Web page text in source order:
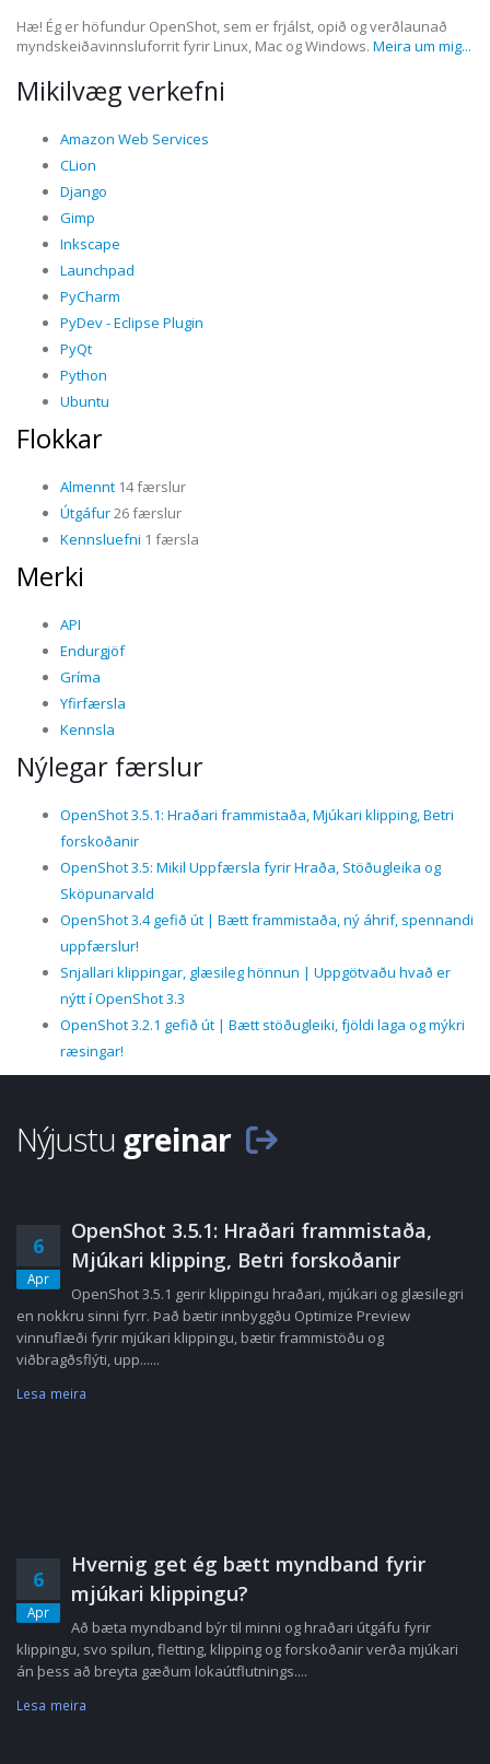
Hæ! Ég er höfundur OpenShot, sem er frjálst, opið og verðlaunað
myndskeiðavinnsluforrit fyrir Linux, Mac og Windows. Meira um mig...
Mikilvæg verkefni
Amazon Web Services
CLion
Django
Gimp
Inkscape
Launchpad
PyCharm
PyDev - Eclipse Plugin
PyQt
Python
Ubuntu
Flokkar
Almennt 14 færslur
Útgáfur26 færslur
Kennsluefni 1 færsla
Merki
API
Endurgjöf
Gríma
Yfirfærsla
Kennsla
Nýlegar færslur
OpenShot 3.5.1: Hraðari frammistaða, Mjúkari klipping, Betri
forskoðanir
OpenShot 3.5: Mikil Uppfærsla fyrir Hraða, Stöðugleika og
Sköpunarvald
OpenShot 3.4 gefið út | Bætt frammistaða, ný áhrif, spennandi
uppfærslur!
Snjallari klippingar, glæsileg hönnun | Uppgötvaðu hvað er
nýtt í OpenShot 3.3
OpenShot 3.2.1 gefið út | Bætt stöðugleiki, fjöldi laga og mýkri
ræsingar!
Nýjustu greinar
6
Apr
OpenShot 3.5.1: Hraðari frammistaða,
Mjúkari klipping, Betri forskoðanir
OpenShot 3.5.1 gerir klippingu hraðari, mjúkari og glæsilegri
en nokkru sinni fyrr. Það bætir innbyggðu Optimize Preview
vinnuflæði fyrir mjúkari klippingu, bætir frammistöðu og
viðbragðsflýti, upp......
Lesa meira
6
Apr
Hvernig get ég bætt myndband fyrir
mjúkari klippingu?
Að bæta myndband býr til minni og hraðari útgáfu fyrir
klippingu, svo spilun, fletting, klipping og forskoðanir verða mjúkari
án þess að breyta gæðum lokaútflutnings....
Lesa meira